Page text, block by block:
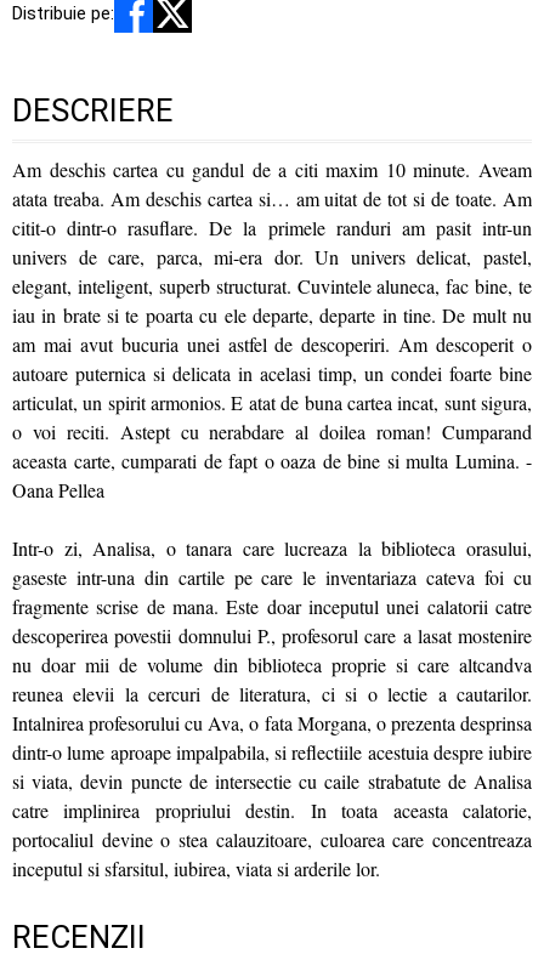
Distribuie pe:
DESCRIERE
Am deschis cartea cu gandul de a citi maxim 10 minute. Aveam
atata treaba. Am deschis cartea si… am uitat de tot si de toate. Am
citit-o dintr-o rasuflare. De la primele randuri am pasit intr-un
univers de care, parca, mi-era dor. Un univers delicat, pastel,
elegant, inteligent, superb structurat. Cuvintele aluneca, fac bine, te
iau in brate si te poarta cu ele departe, departe in tine. De mult nu
am mai avut bucuria unei astfel de descoperiri. Am descoperit o
autoare puternica si delicata in acelasi timp, un condei foarte bine
articulat, un spirit armonios. E atat de buna cartea incat, sunt sigura,
o voi reciti. Astept cu nerabdare al doilea roman! Cumparand
aceasta carte, cumparati de fapt o oaza de bine si multa Lumina. -
Oana Pellea
Intr-o zi, Analisa, o tanara care lucreaza la biblioteca orasului,
gaseste intr-una din cartile pe care le inventariaza cateva foi cu
fragmente scrise de mana. Este doar inceputul unei calatorii catre
descoperirea povestii domnului P., profesorul care a lasat mostenire
nu doar mii de volume din biblioteca proprie si care altcandva
reunea elevii la cercuri de literatura, ci si o lectie a cautarilor.
Intalnirea profesorului cu Ava, o fata Morgana, o prezenta desprinsa
dintr-o lume aproape impalpabila, si reflectiile acestuia despre iubire
si viata, devin puncte de intersectie cu caile strabatute de Analisa
catre implinirea propriului destin. In toata aceasta calatorie,
portocaliul devine o stea calauzitoare, culoarea care concentreaza
inceputul si sfarsitul, iubirea, viata si arderile lor.
RECENZII